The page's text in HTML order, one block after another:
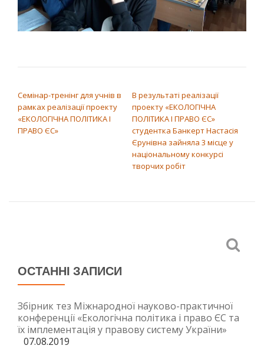
Семінар-тренінг для учнів в
рамках реалізації проекту
«ЕКОЛОГІЧНА ПОЛІТИКА І
ПРАВО ЄС»
В результаті реалізації
проекту «ЕКОЛОГІЧНА
ПОЛІТИКА І ПРАВО ЄС»
студентка Банкерт Настасія
Єрунівна зайняла 3 місце у
національному конкурсі
творчих робіт
ОСТАННІ ЗАПИСИ
Збірник тез Міжнародної науково-практичної
конференції «Екологічна політика і право ЄС та
їх імплементація у правову систему України»
07.08.2019